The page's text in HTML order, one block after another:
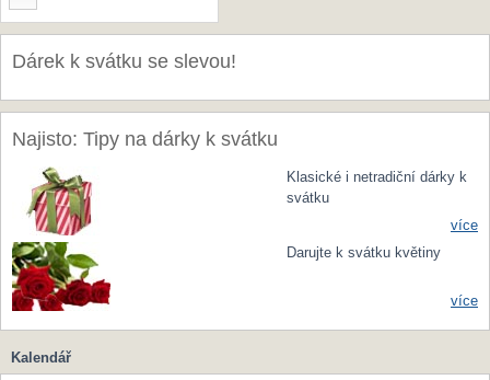
Dárek k svátku se slevou!
Najisto: Tipy na dárky k svátku
Klasické i netradiční dárky k
svátku
více
Darujte k svátku květiny
více
Kalendář